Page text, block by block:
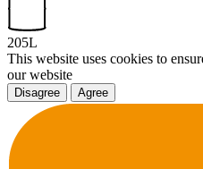
205L
This website uses cookies to
our website
Disagree Agree